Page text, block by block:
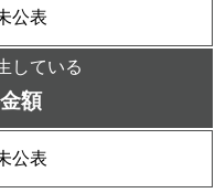
公表
している
額
公表